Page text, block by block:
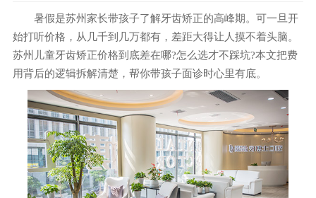
暑假是苏州家长带孩子了解牙齿矫正的高峰期。可一旦开
始打听价格，从几千到几万都有，差距大得让人摸不着头脑。
苏州儿童牙齿矫正价格到底差在哪?怎么选才不踩坑?本文把费
用背后的逻辑拆解清楚，帮你带孩子面诊时心里有底。